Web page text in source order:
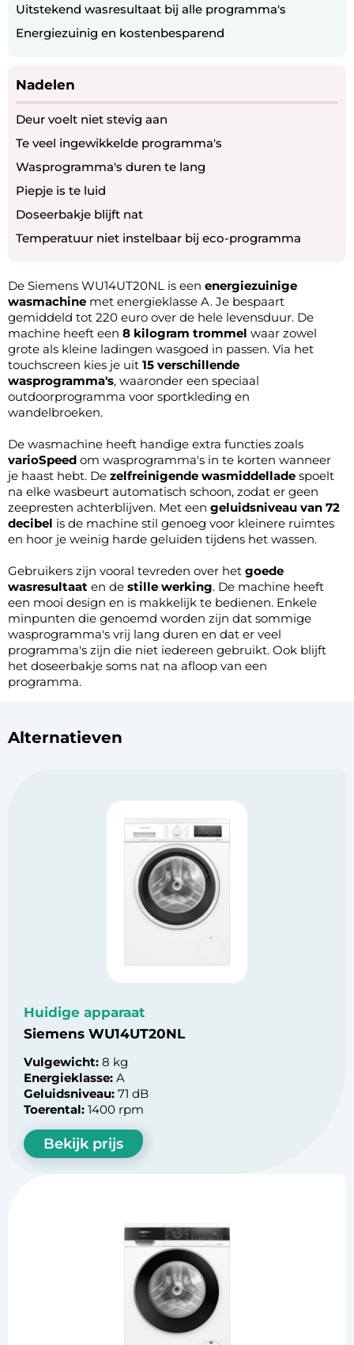
Uitstekend wasresultaat bij alle programma's
Energiezuinig en kostenbesparend
Nadelen
Deur voelt niet stevig aan
Te veel ingewikkelde programma's
Wasprogramma's duren te lang
Piepje is te luid
Doseerbakje blijft nat
Temperatuur niet instelbaar bij eco-programma
De Siemens WU14UT20NL is een energiezuinige
wasmachine met energieklasse A. Je bespaart
gemiddeld tot 220 euro over de hele levensduur. De
machine heeft een 8 kilogram trommel waar zowel
grote als kleine ladingen wasgoed in passen. Via het
touchscreen kies je uit 15 verschillende
wasprogramma's, waaronder een speciaal
outdoorprogramma voor sportkleding en
wandelbroeken.
De wasmachine heeft handige extra functies zoals
varioSpeed om wasprogramma's in te korten wanneer
je haast hebt. De zelfreinigende wasmiddellade spoelt
na elke wasbeurt automatisch schoon, zodat er geen
zeepresten achterblijven. Met een geluidsniveau van 72
decibel is de machine stil genoeg voor kleinere ruimtes
en hoor je weinig harde geluiden tijdens het wassen.
Gebruikers zijn vooral tevreden over het goede
wasresultaat en de stille werking. De machine heeft
een mooi design en is makkelijk te bedienen. Enkele
minpunten die genoemd worden zijn dat sommige
wasprogramma's vrij lang duren en dat er veel
programma's zijn die niet iedereen gebruikt. Ook blijft
het doseerbakje soms nat na afloop van een
programma.
Alternatieven
Huidige apparaat
Siemens WU14UT20NL
Vulgewicht: 8 kg
Energieklasse: A
Geluidsniveau: 71 dB
Toerental: 1400 rpm
Bekijk prijs